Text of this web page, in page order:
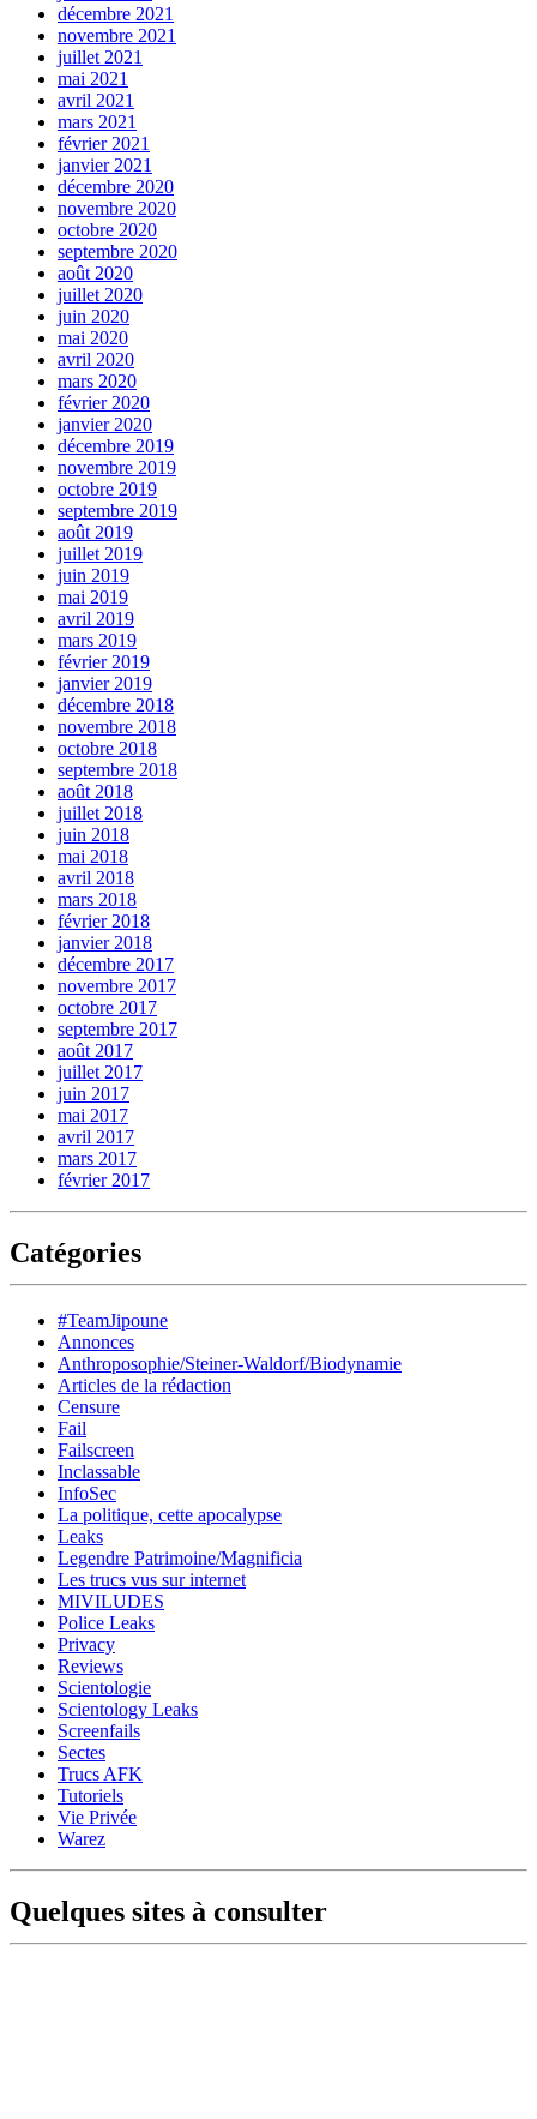
décembre 2021
novembre 2021
juillet 2021
mai 2021
avril 2021
mars 2021
février 2021
janvier 2021
décembre 2020
novembre 2020
octobre 2020
septembre 2020
août 2020
juillet 2020
juin 2020
mai 2020
avril 2020
mars 2020
février 2020
janvier 2020
décembre 2019
novembre 2019
octobre 2019
septembre 2019
août 2019
juillet 2019
juin 2019
mai 2019
avril 2019
mars 2019
février 2019
janvier 2019
décembre 2018
novembre 2018
octobre 2018
septembre 2018
août 2018
juillet 2018
juin 2018
mai 2018
avril 2018
mars 2018
février 2018
janvier 2018
décembre 2017
novembre 2017
octobre 2017
septembre 2017
août 2017
juillet 2017
juin 2017
mai 2017
avril 2017
mars 2017
février 2017
Catégories
#TeamJipoune
Annonces
Anthroposophie/Steiner-Waldorf/Biodynamie
Articles de la rédaction
Censure
Fail
Failscreen
Inclassable
InfoSec
La politique, cette apocalypse
Leaks
Legendre Patrimoine/Magnificia
Les trucs vus sur internet
MIVILUDES
Police Leaks
Privacy
Reviews
Scientologie
Scientology Leaks
Screenfails
Sectes
Trucs AFK
Tutoriels
Vie Privée
Warez
Quelques sites à consulter